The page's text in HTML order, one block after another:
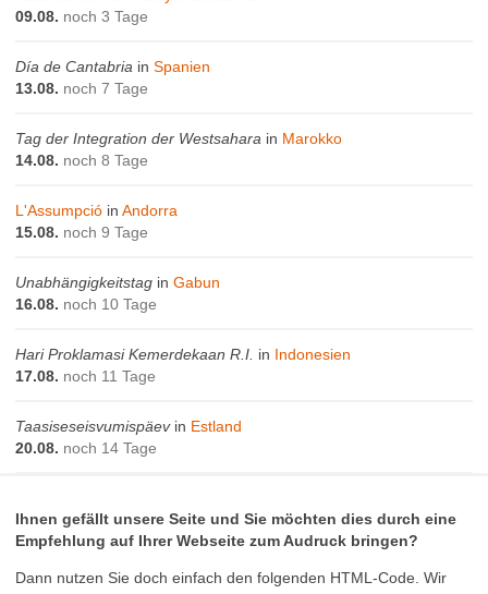
09.08. noch 3 Tage
Día de Cantabria inSpanien
13.08. noch 7 Tage
Tag der Integration der Westsahara in Marokko
14.08. noch 8 Tage
L'Assumpció inAndorra
15.08. noch 9 Tage
Unabhängigkeitstag inGabun
16.08. noch 10 Tage
Hari Proklamasi Kemerdekaan R.I. in Indonesien
17.08. noch 11 Tage
Taasiseseisvumispäevin Estland
20.08. noch 14 Tage
Ihnen gefällt unsere Seite und Sie möchten dies durch eine
Empfehlung auf Ihrer Webseite zum Audruck bringen?
Dann nutzen Sie doch einfach den folgenden HTML-Code. Wir